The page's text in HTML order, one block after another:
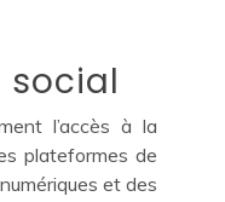
social
l’accès à la
plateformes de
et des